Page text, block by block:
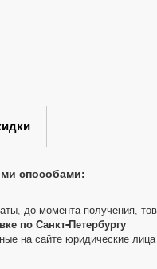
способами:
до момента получения,
по Санкт-Петербургу
на сайте юридические